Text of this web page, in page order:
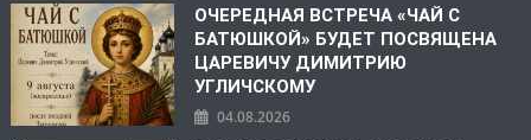
ОЧЕРЕДНАЯ ВСТРЕЧА «ЧАЙ С
БАТЮШКОЙ» БУДЕТ ПОСВЯЩЕНА
ЦАРЕВИЧУ ДИМИТРИЮ
УГЛИЧСКОМУ
04.08.2026